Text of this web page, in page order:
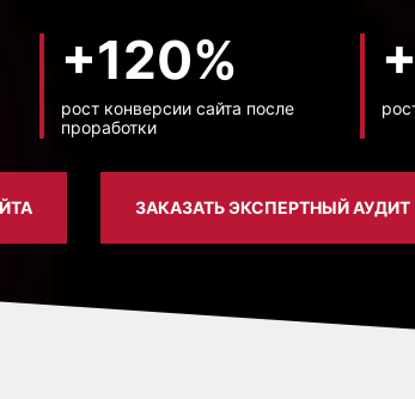
+120%
рост конверсии сайта после
проработки
ЗАКАЗАТЬ ЭКСПЕРТНЫЙ АУДИТ